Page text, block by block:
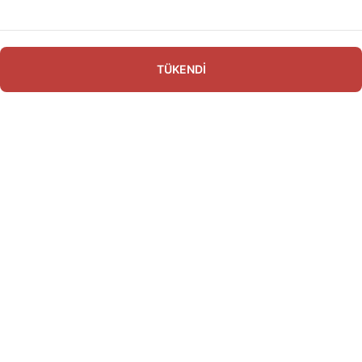
TÜKENDİ